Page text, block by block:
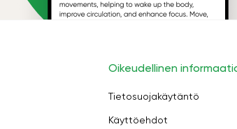
Oikeudellinen
Tietosuojakäytäntö
Käyttöehdot